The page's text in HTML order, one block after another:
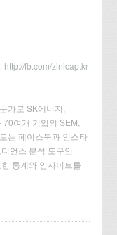
http://fb.com/zinicap.kr
가로 SK에너지,
여개 기업의 SEM,
는 페이스북과 인스타
언스 분석 도구인
통계와 인사이트를